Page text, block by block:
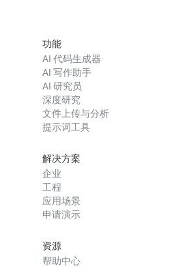
功能
AI 代码生成器
AI 写作助手
AI 研究员
深度研究
文件上传与分析
提示词工具
解决方案
企业
工程
应用场景
申请演示
资源
帮助中心